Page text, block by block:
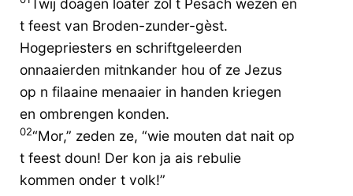
Twij doagen loater zol t Pesach wezen en
t feest van Broden-zunder-gèst.
Hogepriesters en schriftgeleerden
onnaaierden mitnkander hou of ze Jezus
op n filaaine menaaier in handen kriegen
en ombrengen konden.
02“Mor,” zeden ze, “wie mouten dat nait op
t feest doun! Der kon ja ais rebulie
kommen onder t volk!”